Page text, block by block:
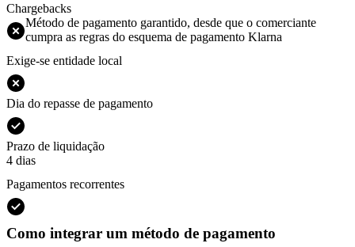
Chargebacks
Método de pagamento garantido, desde que o comerciante
cumpra as regras do esquema de pagamento Klarna
Exige-se entidade local
Dia do repasse de pagamento
Prazo de liquidação
4 dias
Pagamentos recorrentes
Como integrar um método de pagamento